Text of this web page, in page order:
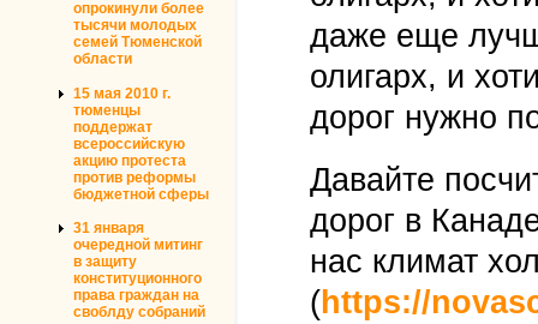
опрокинули более
тысячи молодых
семей Тюменской
области
15 мая 2010 г.
тюменцы
поддержат
всероссийскую
акцию протеста
против реформы
бюджетной сферы
31 января
очередной митинг
в защиту
конституционного
права граждан на
своблду собраний
даже еще
олигарх, и
дорог нужно
Давайте
дорог в
нас климат
(https://